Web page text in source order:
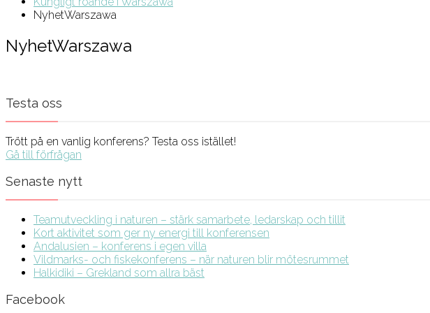
NyhetWarszawa
NyhetWarszawa
Testa oss
Trött på en vanlig konferens? Testa oss istället!
Gå till förfrågan
Senaste nytt
Teamutveckling i naturen – stärk samarbete, ledarskap och tillit
Kort aktivitet som ger ny energi till konferensen
Andalusien – konferens i egen villa
Vildmarks- och fiskekonferens – när naturen blir mötesrummet
Halkidiki – Grekland som allra bäst
Facebook